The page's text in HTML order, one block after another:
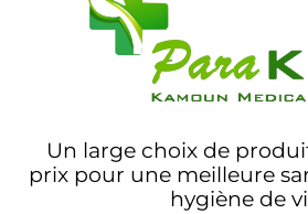
Un large choix de
prix pour une meilleure
hygiène de